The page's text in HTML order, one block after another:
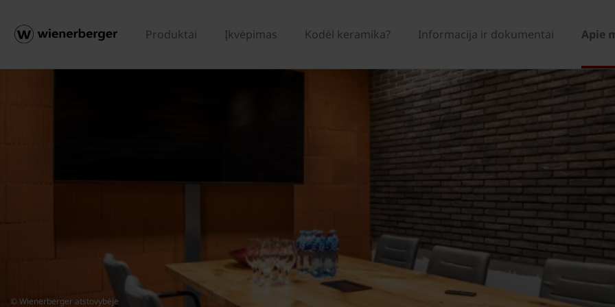
Produktai Įkvėpimas Kodėl keramika? Informacija ir dokumentai Apie
© Wienerberger atstovybėje